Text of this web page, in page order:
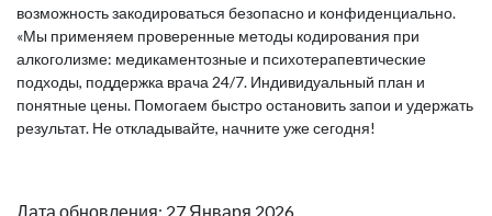
возможность закодироваться безопасно и конфиденциально.
«Мы применяем проверенные методы кодирования при
алкоголизме: медикаментозные и психотерапевтические
подходы, поддержка врача 24/7. Индивидуальный план и
понятные цены. Помогаем быстро остановить запои и удержать
результат. Не откладывайте, начните уже сегодня!
Дата обновления: 27 Января 2026